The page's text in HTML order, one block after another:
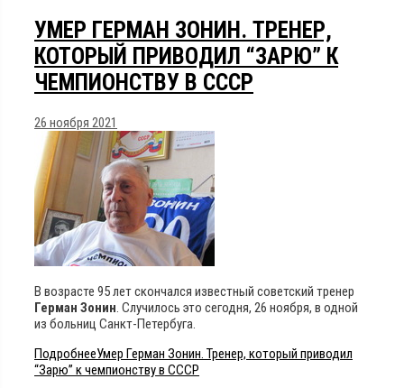
УМЕР ГЕРМАН ЗОНИН. ТРЕНЕР,
КОТОРЫЙ ПРИВОДИЛ “ЗАРЮ” К
ЧЕМПИОНСТВУ В СССР
26 ноября 2021
В возрасте 95 лет скончался известный советский тренер
Герман Зонин. Случилось это сегодня, 26 ноября, в одной
из больниц Санкт-Петербуга.
ПодробнееУмер Герман Зонин. Тренер, который приводил
“Зарю” к чемпионству в СССР